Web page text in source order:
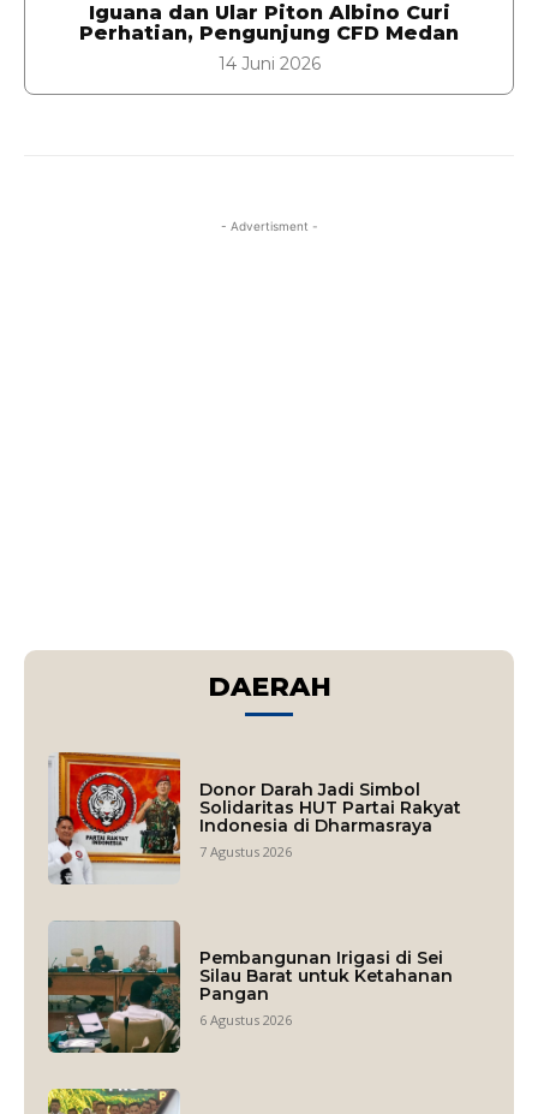
Iguana dan Ular Piton Albino Curi
Perhatian, Pengunjung CFD Medan
14 Juni 2026
- Advertisment -
DAERAH
Donor Darah Jadi Simbol
Solidaritas HUT Partai Rakyat
Indonesia di Dharmasraya
7 Agustus 2026
Pembangunan Irigasi di Sei
Silau Barat untuk Ketahanan
Pangan
6 Agustus 2026